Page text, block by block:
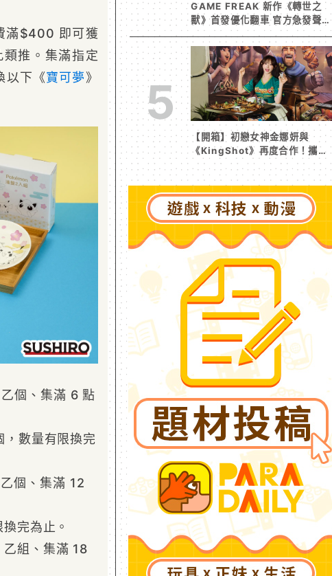
滿$400 即可獲
推。集滿指定
以下《寶可夢》
個、集滿 6 點
數量有限換完
個、集滿 12
完為止。
組、集滿 18
GAME FREAK 新作《轉世之
獸》首發優化翻車 官方急發聲明
承諾提供大量更新彌補
5
【開箱】初戀女神金娜妍與
《KingShot》再度合作！攜手
焦糖楓、柒息地推出「國王燒烤
節」活動